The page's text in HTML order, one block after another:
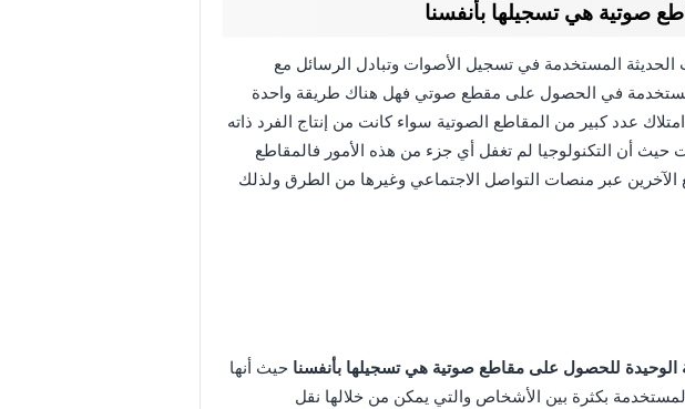
صوتية هي تسجيلها بأنفسنا
المستخدمة في تسجيل الأصوات وتبادل الرسائل مع
في الحصول على مقطع صوتي فهل هناك طريقة واحدة
عدد كبير من المقاطع الصوتية سواء كانت من إنتاج الفرد ذاته
حيث أن التكنولوجيا لم تغفل أي جزء من هذه الأمور فالمقاطع
الآخرين عبر منصات التواصل الاجتماعي وغيرها من الطرق ولذلك
الوحيدة للحصول على مقاطع صوتية هي تسجيلها بأنفسنا حيث أنها
بكثرة بين الأشخاص والتي يمكن من خلالها نقل